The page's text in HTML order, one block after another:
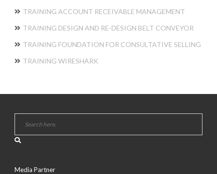
TRAINING ACCOUNT RECEIVABLE MANAGEMENT
TRAINING DESIGN AND RE-DESIGN BELT CONVEYOR
TRAINING FOUNDATION FOR CONSULTATIVE SELLING
TRAINING WIRESHARK
Media Partner